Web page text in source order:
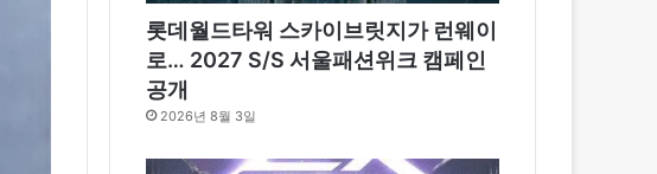
롯데월드타워 스카이브릿지가 런웨이
로… 2027 S/S 서울패션위크 캠페인
공개
2026년 8월 3일